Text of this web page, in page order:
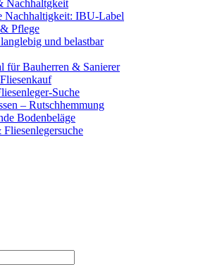
Nachhaltgkeit
Nachhaltigkeit: IBU-Label
Pflege
und belastbar
für Bauherren & Sanierer
Suche
– Rutschhemmung
Bodenbeläge